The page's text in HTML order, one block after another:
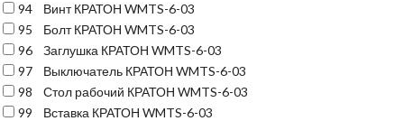
94
Винт КРАТОН WMTS-6-03
95
Болт КРАТОН WMTS-6-03
96
Заглушка КРАТОН WMTS-6-03
97
Выключатель КРАТОН WMTS-6-03
98
Стол рабочий КРАТОН WMTS-6-03
99
Вставка КРАТОН WMTS-6-03